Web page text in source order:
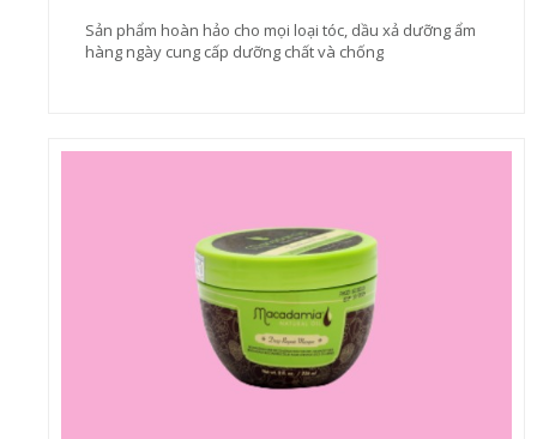
Sản phẩm hoàn hảo cho mọi loại tóc, dầu xả dưỡng ẩm
hàng ngày cung cấp dưỡng chất và chống